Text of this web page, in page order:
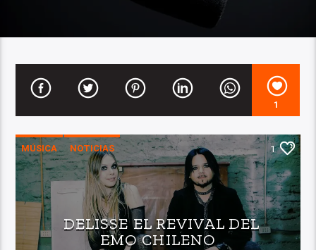
1
MÚSICA NOTICIAS 1
DELISSE EL REVIVAL DEL
EMO CHILENO